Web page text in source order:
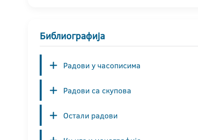
Библиографија
Радови у часописима
Радови са скупова
Остали радови